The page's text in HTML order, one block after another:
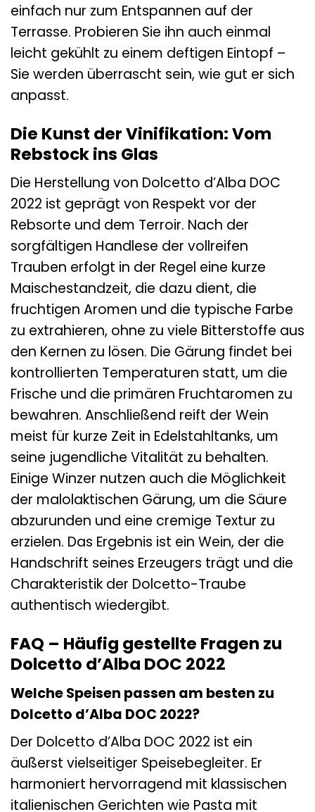
einfach nur zum Entspannen auf der
Terrasse. Probieren Sie ihn auch einmal
leicht gekühlt zu einem deftigen Eintopf –
Sie werden überrascht sein, wie gut er sich
anpasst.
Die Kunst der Vinifikation: Vom
Rebstock ins Glas
Die Herstellung von Dolcetto d’Alba DOC
2022 ist geprägt von Respekt vor der
Rebsorte und dem Terroir. Nach der
sorgfältigen Handlese der vollreifen
Trauben erfolgt in der Regel eine kurze
Maischestandzeit, die dazu dient, die
fruchtigen Aromen und die typische Farbe
zu extrahieren, ohne zu viele Bitterstoffe aus
den Kernen zu lösen. Die Gärung findet bei
kontrollierten Temperaturen statt, um die
Frische und die primären Fruchtaromen zu
bewahren. Anschließend reift der Wein
meist für kurze Zeit in Edelstahltanks, um
seine jugendliche Vitalität zu behalten.
Einige Winzer nutzen auch die Möglichkeit
der malolaktischen Gärung, um die Säure
abzurunden und eine cremige Textur zu
erzielen. Das Ergebnis ist ein Wein, der die
Handschrift seines Erzeugers trägt und die
Charakteristik der Dolcetto-Traube
authentisch wiedergibt.
FAQ – Häufig gestellte Fragen zu
Dolcetto d’Alba DOC 2022
Welche Speisen passen am besten zu
Dolcetto d’Alba DOC 2022?
Der Dolcetto d’Alba DOC 2022 ist ein
äußerst vielseitiger Speisebegleiter. Er
harmoniert hervorragend mit klassischen
italienischen Gerichten wie Pasta mit